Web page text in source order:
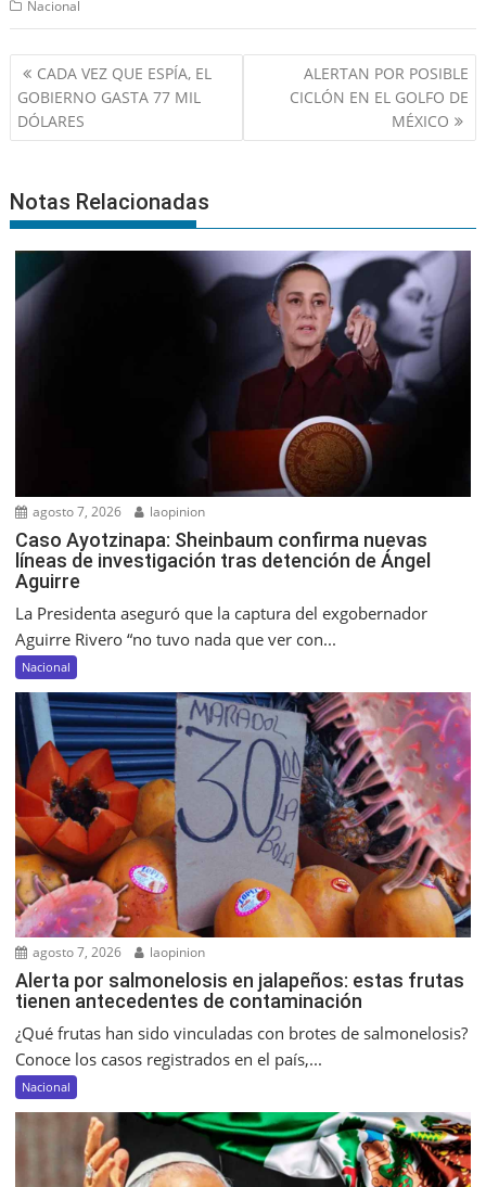
Nacional
Navegación
de
entradas
CADA VEZ QUE ESPÍA, EL
GOBIERNO GASTA 77 MIL
DÓLARES
ALERTAN POR POSIBLE
CICLÓN EN EL GOLFO DE
MÉXICO
Notas Relacionadas
agosto 7, 2026 laopinion
Caso Ayotzinapa: Sheinbaum confirma nuevas
líneas de investigación tras detención de Ángel
Aguirre
La Presidenta aseguró que la captura del exgobernador
Aguirre Rivero “no tuvo nada que ver con...
Nacional
agosto 7, 2026 laopinion
Alerta por salmonelosis en jalapeños: estas frutas
tienen antecedentes de contaminación
¿Qué frutas han sido vinculadas con brotes de salmonelosis?
Conoce los casos registrados en el país,...
Nacional